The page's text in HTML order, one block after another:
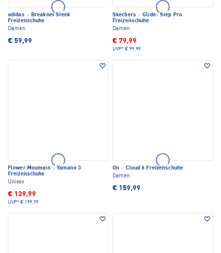
adidas · Breaknet Sleek
Freizeitschuhe
Damen
€ 59,99
Skechers · Glide- Step Pro
Freizeitschuhe
Damen
€ 79,99
UVP* € 99,99
Flower Mountain · Yamano 3
Freizeitschuhe
Unisex
€ 139,99
UVP* € 199,99
On · Cloud 6 Freizeitschuhe
Damen
€ 159,99